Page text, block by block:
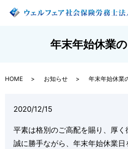
年末年始休業
HOME お知らせ 年末年始休業
2020/12/15
平素は格別のご高配を賜り、厚く
誠に勝手ながら、年末年始休業